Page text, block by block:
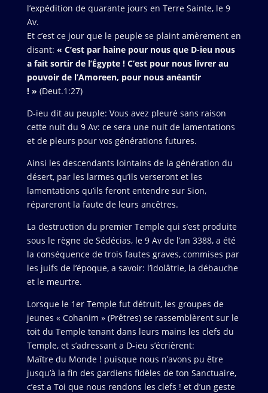
l’expédition de quarante jours en Terre Sainte, le 9
Av.
Et c’est ce jour que le peuple se plaint amèrement en
disant: « C’est par haine pour nous que D-ieu nous
a fait sortir de l’Égypte ! C’est pour nous livrer au
pouvoir de l’Amoreen, pour nous anéantir
! » (Deut.1:27)
D-ieu dit au peuple: Vous avez pleuré sans raison
cette nuit du 9 Av: ce sera une nuit de lamentations
et de pleurs pour vos générations futures.
Ainsi les descendants lointains de la génération du
désert, par les larmes qu’ils verseront et les
lamentations qu’ils feront entendre sur Sion,
répareront la faute de leurs ancêtres.
La destruction du premier Temple qui s’est produite
sous le règne de Sédécias, le 9 Av de l’an 3388, a été
la conséquence de trois fautes graves, commises par
les juifs de l’époque, a savoir: l’idolâtrie, la débauche
et le meurtre.
Lorsque le 1er Temple fut détruit, les groupes de
jeunes « Cohanim » (Prêtres) se rassemblèrent sur le
toit du Temple tenant dans leurs mains les clefs du
Temple, et s’adressant a D-ieu s’écrièrent:
Maître du Monde ! puisque nous n’avons pu être
jusqu’à la fin des gardiens fidèles de ton Sanctuaire,
c’est a Toi que nous rendons les clefs ! et d’un geste